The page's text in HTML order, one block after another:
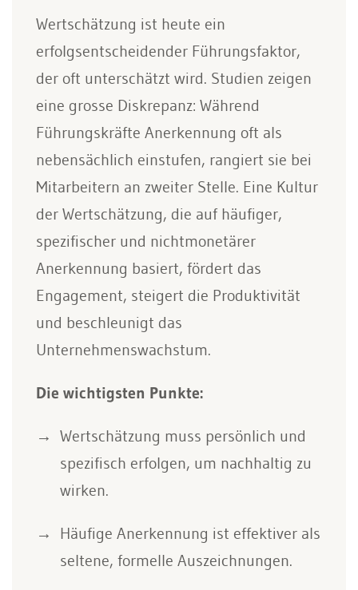
Wertschätzung ist heute ein
erfolgsentscheidender Führungsfaktor,
der oft unterschätzt wird. Studien zeigen
eine grosse Diskrepanz: Während
Führungskräfte Anerkennung oft als
nebensächlich einstufen, rangiert sie bei
Mitarbeitern an zweiter Stelle. Eine Kultur
der Wertschätzung, die auf häufiger,
spezifischer und nichtmonetärer
Anerkennung basiert, fördert das
Engagement, steigert die Produktivität
und beschleunigt das
Unternehmenswachstum.
Die wichtigsten Punkte:
Wertschätzung muss persönlich und
spezifisch erfolgen, um nachhaltig zu
wirken.
Häufige Anerkennung ist effektiver als
seltene, formelle Auszeichnungen.